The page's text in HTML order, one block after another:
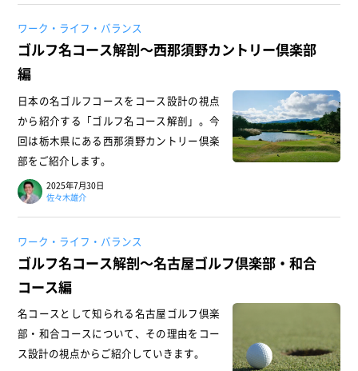
ワーク・ライフ・バランス
ゴルフ名コース解剖～西那須野カントリー倶楽部
編
日本の名ゴルフコースをコース設計の視点
から紹介する「ゴルフ名コース解剖」。今
回は栃木県にある西那須野カントリー倶楽
部をご紹介します。
2025年7月30日
佐々木雄介
ワーク・ライフ・バランス
ゴルフ名コース解剖～名古屋ゴルフ倶楽部・和合
コース編
名コースとして知られる名古屋ゴルフ倶楽
部・和合コースについて、その理由をコー
ス設計の視点からご紹介していきます。